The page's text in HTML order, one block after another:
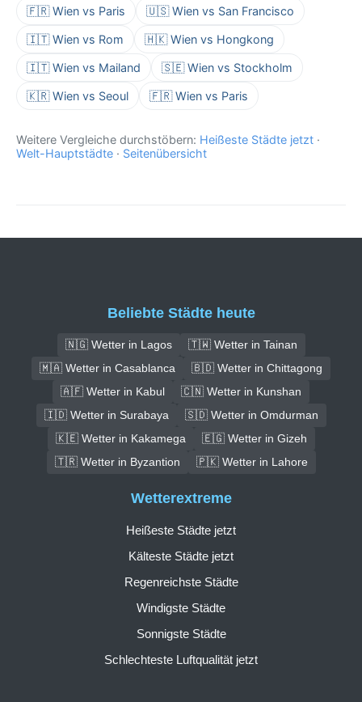
🇫🇷 Wien vs Paris 🇺🇸 Wien vs San Francisco
🇮🇹 Wien vs Rom 🇭🇰 Wien vs Hongkong
🇮🇹 Wien vs Mailand 🇸🇪 Wien vs Stockholm
🇰🇷 Wien vs Seoul 🇫🇷 Wien vs Paris
Weitere Vergleiche durchstöbern: Heißeste Städte jetzt ·
Welt-Hauptstädte · Seitenübersicht
Beliebte Städte heute
🇳🇬 Wetter in Lagos
🇹🇼 Wetter in Tainan
🇲🇦 Wetter in Casablanca
🇧🇩 Wetter in Chittagong
🇦🇫 Wetter in Kabul
🇨🇳 Wetter in Kunshan
🇮🇩 Wetter in Surabaya
🇸🇩 Wetter in Omdurman
🇰🇪 Wetter in Kakamega
🇪🇬 Wetter in Gizeh
🇹🇷 Wetter in Byzantion
🇵🇰 Wetter in Lahore
Wetterextreme
Heißeste Städte jetzt
Kälteste Städte jetzt
Regenreichste Städte
Windigste Städte
Sonnigste Städte
Schlechteste Luftqualität jetzt